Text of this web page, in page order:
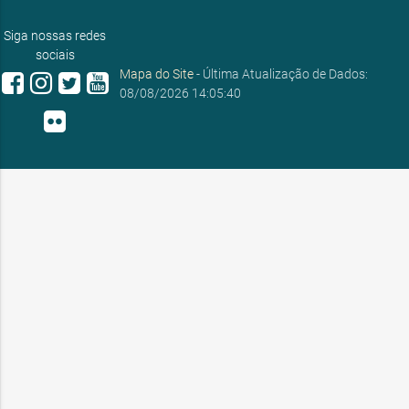
Siga nossas redes
sociais
Mapa do Site- Última Atualização de Dados:
08/08/2026 14:05:40